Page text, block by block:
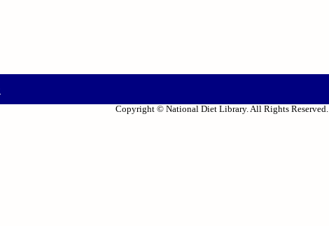
Copyright © National Diet Library. All Rights Reserved.